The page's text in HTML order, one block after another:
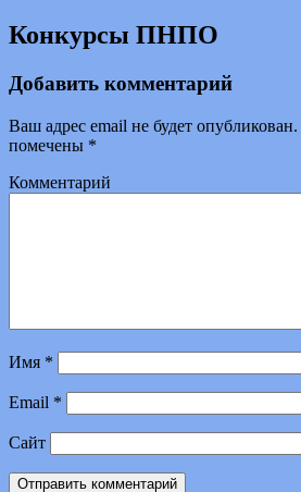
Конкурсы ПНПО
Добавить комментарий
Ваш адрес email не будет опубликован.
помечены *
Комментарий
Имя *
Email *
Сайт